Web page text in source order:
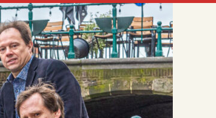
18.00
Je luistert nu naaruur 1 van 1
«Vorig uur Volgend uur»